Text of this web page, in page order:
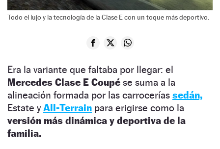
Todo el lujo y la tecnología de la Clase E con un toque más deportivo.
Era la variante que faltaba por llegar: el
Mercedes Clase E Coupé se suma a la
alineación formada por las carrocerías sedán,
Estate yAll-Terrain para erigirse como la
versión más dinámica y deportiva de la
familia.